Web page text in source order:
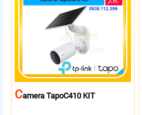
CAmera TapoC410 KIT